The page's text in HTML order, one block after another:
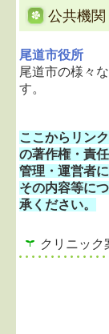
コラ
リン
個人
クリニック
公共機関
尾道市役所
尾道市の様々
す。
ここからリン
の著作権・責
管理・運営者
その内容等に
承ください。